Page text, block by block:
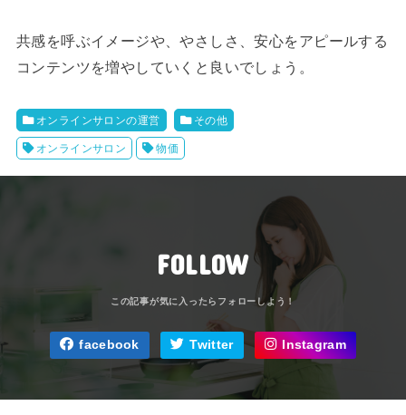
共感を呼ぶイメージや、やさしさ、安心をアピールする
コンテンツを増やしていくと良いでしょう。
オンラインサロンの運営 その他
オンラインサロン 物価
FOLLOW
facebook Twitter Instagram